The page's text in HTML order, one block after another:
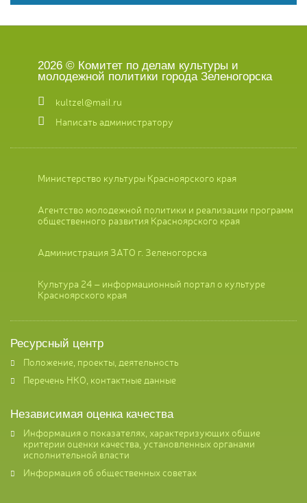
2026 © Комитет по делам культуры и
молодежной политики города Зеленогорска
kultzel@mail.ru
Написать администратору
Министерство культуры Красноярского края
Агентство молодежной политики и реализации программ
общественного развития Красноярского края
Администрация ЗАТО г. Зеленогорска
Культура 24 – информационный портал о культуре
Красноярского края
Ресурсный центр
Положение, проекты, деятельность
Перечень НКО, контактные данные
Независимая оценка качества
Информация о показателях, характеризующих общие
критерии оценки качества, установленных органами
исполнительной власти
Информация об общественных советах